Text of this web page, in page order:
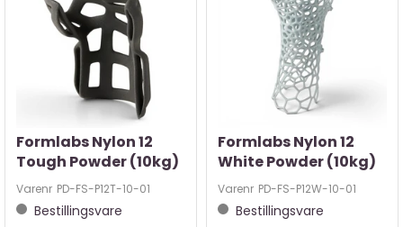
Formlabs Nylon 12
Tough Powder (10kg)
Varenr PD-FS-P12T-10-01
Bestillingsvare
Formlabs Nylon 12
White Powder (10kg)
Varenr PD-FS-P12W-10-01
Bestillingsvare